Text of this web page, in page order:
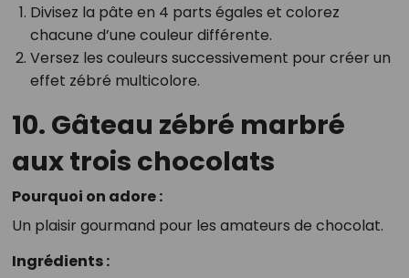
Divisez la pâte en 4 parts égales et colorez
chacune d’une couleur différente.
Versez les couleurs successivement pour créer un
effet zébré multicolore.
10. Gâteau zébré marbré
aux trois chocolats
Pourquoi on adore :
Un plaisir gourmand pour les amateurs de chocolat.
Ingrédients :